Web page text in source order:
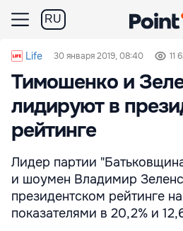
RU
Life 30 января 2019, 08:40 11
Тимошенко и
лидируют в
рейтинге
Лидер партии
и шоумен Владимир
президентском рейтинге
показателями в 20,2% и